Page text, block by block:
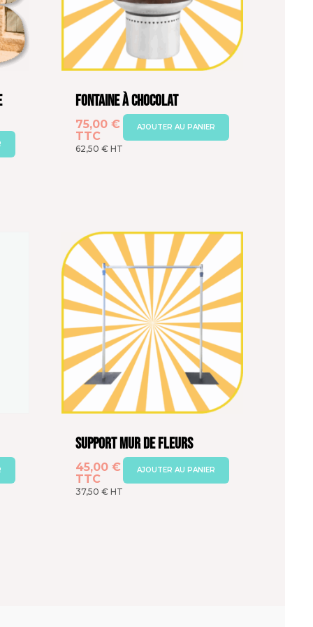
Fontaine à chocolat
AJOUTER AU PANIER
75,00 €
TTC
62,50 € HT
Support Mur de Fleurs
AJOUTER AU PANIER
45,00 €
TTC
37,50 € HT